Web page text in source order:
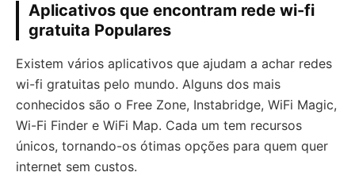
Aplicativos que encontram rede wi-fi
gratuita Populares
Existem vários aplicativos que ajudam a achar redes
wi-fi gratuitas pelo mundo. Alguns dos mais
conhecidos são o Free Zone, Instabridge, WiFi Magic,
Wi-Fi Finder e WiFi Map. Cada um tem recursos
únicos, tornando-os ótimas opções para quem quer
internet sem custos.